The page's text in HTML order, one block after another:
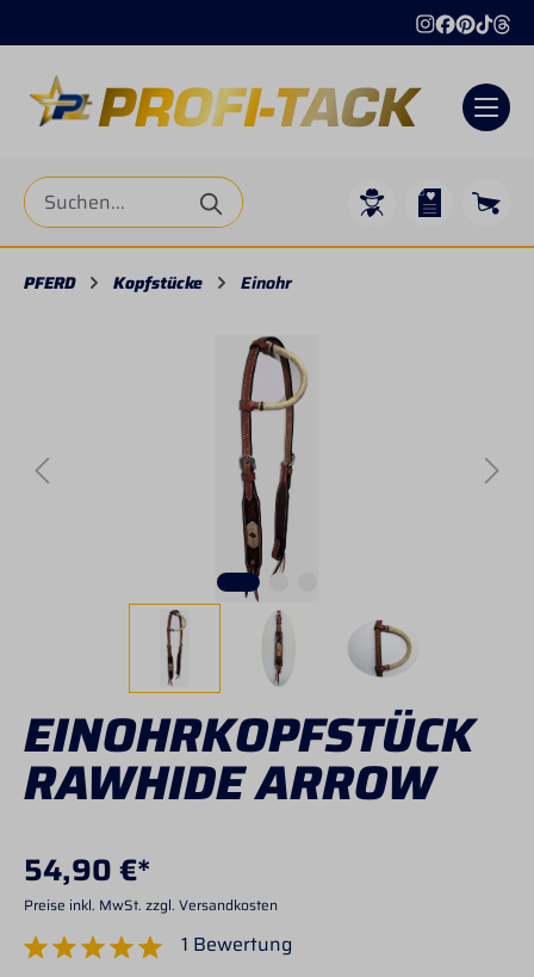
PFERD Kopfstücke Einohr
Bildergalerie überspringen
EINOHRKOPFSTÜCK
RAWHIDE ARROW
54,90 €*
Preise inkl. MwSt. zzgl. Versandkosten
Durchschnittliche Bewertung von 5 von 5 Sternen
1 Bewertung